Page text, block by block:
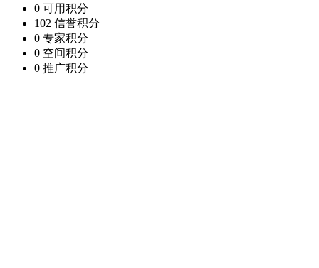
0 可用积分
102 信誉积分
0 专家积分
0 空间积分
0 推广积分